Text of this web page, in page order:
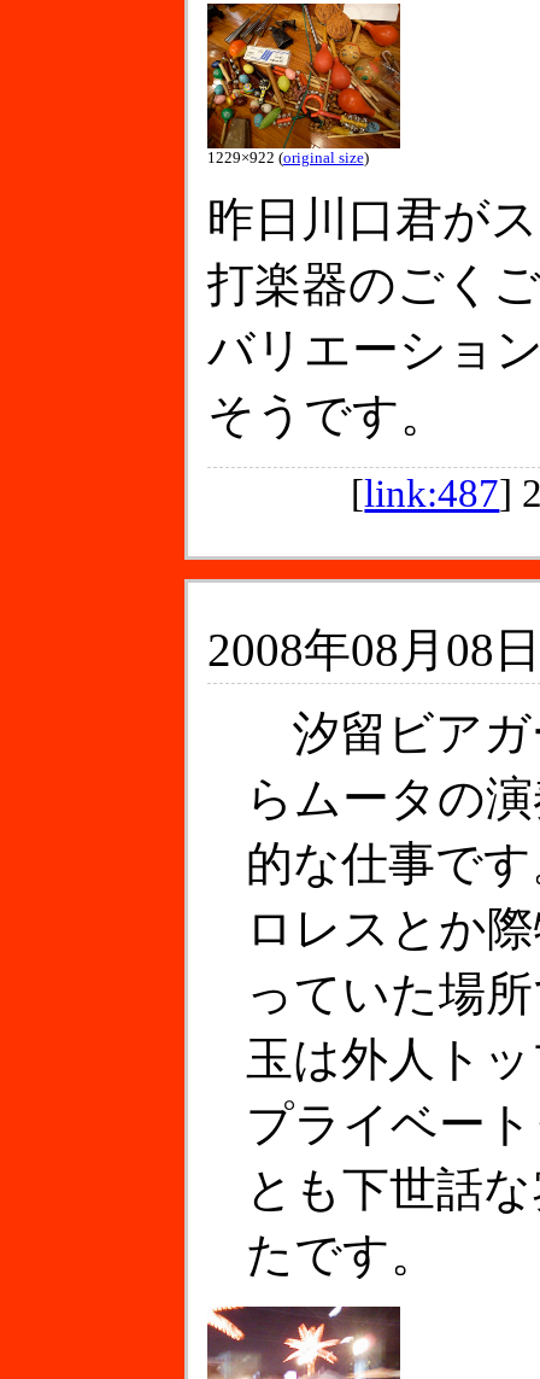
1229×922 (original size)
昨日川口君が
打楽器のごく
バリエーショ
そうです。
[link:487]
2008年08月08
汐留ビアガ
らムータの
的な仕事で
ロレスとか
っていた場
玉は外人ト
プライベー
とも下世話
たです。